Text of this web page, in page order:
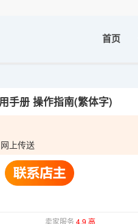
首页
手册 操作指南(繁体字)
网上传送
卖家服务 4.9 高